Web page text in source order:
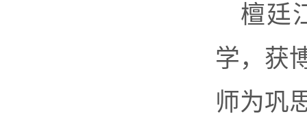
檀廷
学，获
师为巩